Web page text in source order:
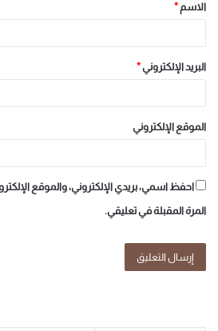
الاسم*
البريد الإلكتروني *
الموقع الإلكتروني
احفظ اسمي، بريدي الإلكتروني، والموقع
المرة المقبلة في تعليقي.